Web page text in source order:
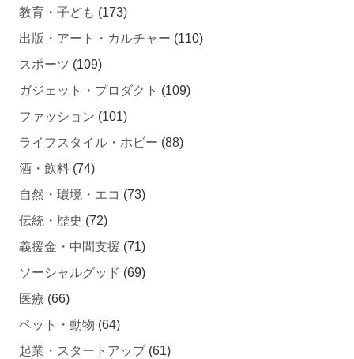
教育・子ども (173)
出版・アート・カルチャー (110)
スポーツ (109)
ガジェット・プロダクト (109)
ファッション (101)
ライフスタイル・ホビー (88)
酒・飲料 (74)
自然・環境・エコ (73)
伝統・歴史 (72)
義援金・中間支援 (71)
ソーシャルグッド (69)
医療 (66)
ペット・動物 (64)
起業・スタートアップ(61)